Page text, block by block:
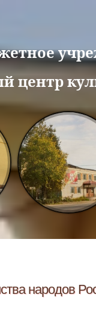
центр
народов